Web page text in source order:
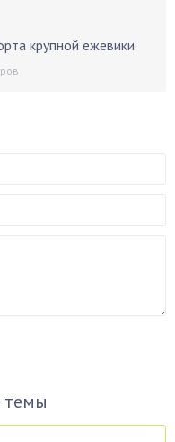
крупной ежевики
темы